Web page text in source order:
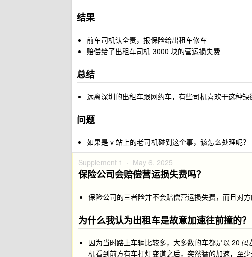
结果
前车司机认全责，报保险给出租车修车
赔偿给了出租车司机 3000 块的营运损失费
总结
远离深圳的出租车跟网约车，有些司机喜欢干这种
问题
如果是 v 站上的老司机碰到这个事，该怎么处理呢？
Supplement 1 · May 6, 2025
保险公司会赔偿营运损失费吗？
保险公司的三者险并不会赔偿营运损失费，而且对
为什么我认为出租车是故意加速往前撞的？
因为当时路上车辆比较多，大多数的车都是以 20
机看到前方有车打灯变道之后，突然猛的加速，至